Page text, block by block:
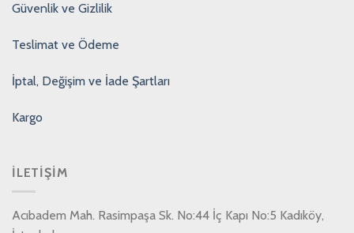
Güvenlik ve Gizlilik
Teslimat ve Ödeme
İptal, Değişim ve İade Şartları
Kargo
İLETIŞIM
Acıbadem Mah. Rasimpaşa Sk. No:44 İç Kapı No:5 Kadıköy,